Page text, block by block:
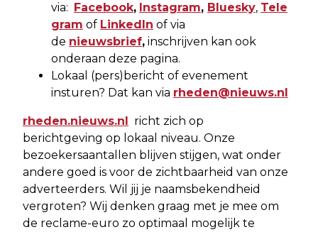
via:
Facebook, Instagram, Bluesky, Tele
gram of LinkedIn of via
de nieuwsbrief, inschrijven kan ook
onderaan deze pagina.
Lokaal (pers)bericht of evenement
insturen? Dat kan via rheden@nieuws.nl
rheden.nieuws.nl
richt zich op
berichtgeving op lokaal niveau. Onze
bezoekersaantallen blijven stijgen, wat onder
andere goed is voor de zichtbaarheid van onze
adverteerders. Wil jij je naamsbekendheid
vergroten? Wij denken graag met je mee om
de reclame-euro zo optimaal mogelijk te